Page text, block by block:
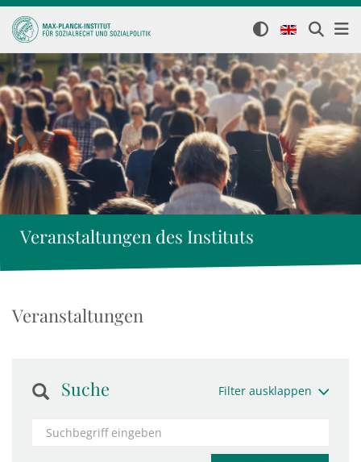
Veranstaltungen des Instituts
Veranstaltungen
Suche Filter ausklappen